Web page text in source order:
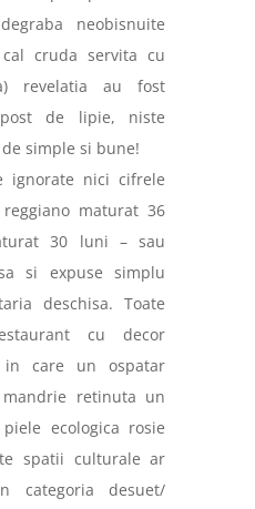
neobisnuite
cruda servita cu
revelatia au fost
de lipie, niste
simple si bune!
ignorate nici cifrele
maturat 36
30 luni – sau
si expuse simplu
deschisa. Toate
cu decor
care un ospatar
retinuta un
ecologica rosie
spatii culturale ar
categoria desuet/